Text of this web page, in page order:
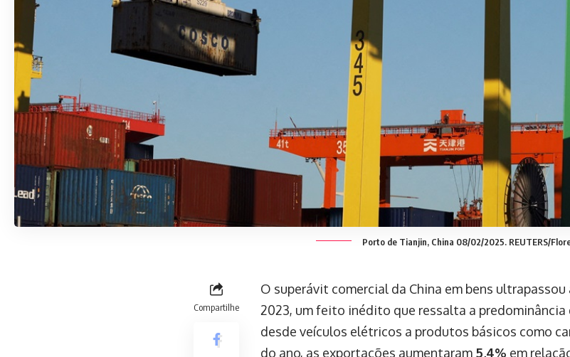
Porto de Tianjin, China 08/02/2025. REUTERS/
Compartilhe
O superávit comercial da China em bens ultrapassou
2023, um feito inédito que ressalta a predominância
desde veículos elétricos a produtos básicos como
do ano, as exportações aumentaram 5,4% em